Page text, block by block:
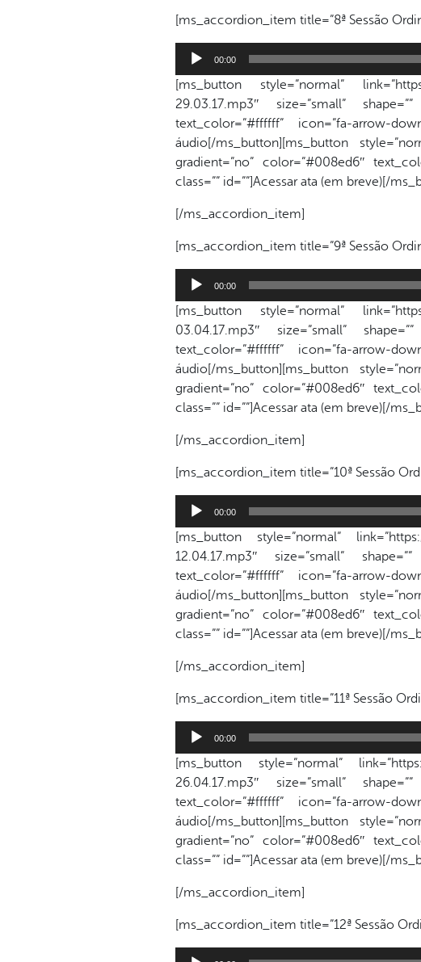
[ms_accordion_item title=”8ª Sessão
Tocador
áudio
00:00
[ms_button style=”normal”
29.03.17.mp3″ size=”small”
text_color=”#ffffff” icon=”fa-arrow-
áudio[/ms_button][ms_button
gradient=”no” color=”#008ed6″
class=”” id=””]Acessar ata (em breve)[/
[/ms_accordion_item]
[ms_accordion_item title=”9ª Sessão
Tocador
áudio
00:00
[ms_button style=”normal”
03.04.17.mp3″ size=”small”
text_color=”#ffffff” icon=”fa-arrow-
áudio[/ms_button][ms_button
gradient=”no” color=”#008ed6″
class=”” id=””]Acessar ata (em breve)[/
[/ms_accordion_item]
[ms_accordion_item title=”10ª Sessão
Tocador
áudio
00:00
[ms_button style=”normal”
12.04.17.mp3″ size=”small”
text_color=”#ffffff” icon=”fa-arrow-
áudio[/ms_button][ms_button
gradient=”no” color=”#008ed6″
class=”” id=””]Acessar ata (em breve)[/
[/ms_accordion_item]
[ms_accordion_item title=”11ª Sessão
Tocador
áudio
00:00
[ms_button style=”normal”
26.04.17.mp3″ size=”small”
text_color=”#ffffff” icon=”fa-arrow-
áudio[/ms_button][ms_button
gradient=”no” color=”#008ed6″
class=”” id=””]Acessar ata (em breve)[/
[/ms_accordion_item]
[ms_accordion_item title=”12ª Sessão
Tocador